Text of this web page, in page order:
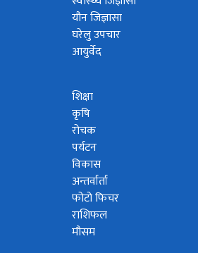
यौन जिज्ञासा
घरेलु उपचार
आयुर्वेद
शिक्षा
कृषि
रोचक
पर्यटन
विकास
अन्तर्वार्ता
फोटो फिचर
राशिफल
मौसम